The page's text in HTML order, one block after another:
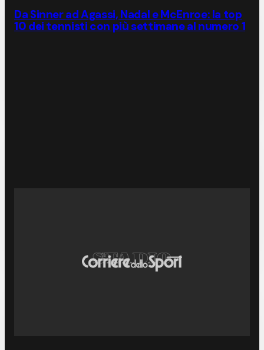
Da Sinner ad Agassi, Nadal e McEnroe: la top
10 dei tennisti con più settimane al numero 1